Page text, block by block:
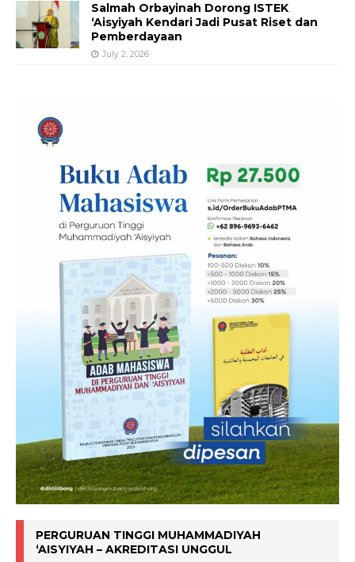
Salmah Orbayinah Dorong ISTEK
‘Aisyiyah Kendari Jadi Pusat Riset dan
Pemberdayaan
July 2, 2026
PERGURUAN TINGGI MUHAMMADIYAH
‘AISYIYAH – AKREDITASI UNGGUL